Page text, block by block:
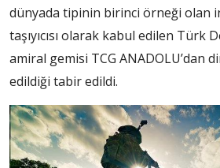
dünyada tipinin birinci örneği olan
taşıyıcısı olarak kabul edilen Türk
amiral gemisi TCG ANADOLU’dan
edildiği tabir edildi.